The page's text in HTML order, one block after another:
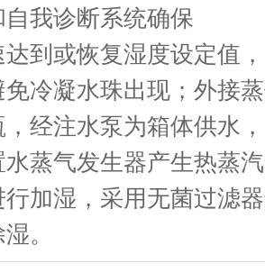
自我诊断系统确保
达到或恢复湿度设定值
免冷凝水珠出现；外接
经注水泵为箱体供水，
水蒸气发生器产生热蒸
行加湿，采用无菌过滤
。